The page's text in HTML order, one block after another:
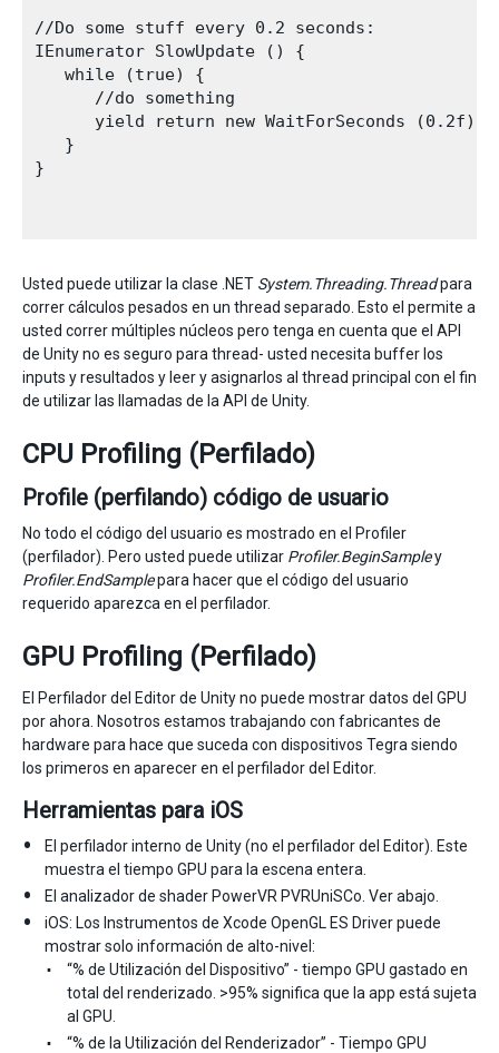
//Do some stuff every 0.2 seconds:
IEnumerator SlowUpdate () {
   while (true) {
      //do something
      yield return new WaitForSeconds (0.2f);
   }
}
Usted puede utilizar la clase .NET System.Threading.Threadpara
correr cálculos pesados en un thread separado. Esto el permite a
usted correr múltiples núcleos pero tenga en cuenta que el API
de Unity no es seguro para thread- usted necesita buffer los
inputs y resultados y leer y asignarlos al thread principal con el fin
de utilizar las llamadas de la API de Unity.
CPU Profiling (Perfilado)
Profile (perfilando) código de usuario
No todo el código del usuario es mostrado en el Profiler
(perfilador). Pero usted puede utilizar Profiler.BeginSampley
Profiler.EndSamplepara hacer que el código del usuario
requerido aparezca en el perfilador.
GPU Profiling (Perfilado)
El Perfilador del Editor de Unity no puede mostrar datos del GPU
por ahora. Nosotros estamos trabajando con fabricantes de
hardware para hace que suceda con dispositivos Tegra siendo
los primeros en aparecer en el perfilador del Editor.
Herramientas para iOS
El perfilador interno de Unity (no el perfilador del Editor). Este
muestra el tiempo GPU para la escena entera.
El analizador de shader PowerVR PVRUniSCo. Ver abajo.
iOS: Los Instrumentos de Xcode OpenGL ES Driver puede
mostrar solo información de alto-nivel:
“% de Utilización del Dispositivo” - tiempo GPU gastado en
total del renderizado. >95% significa que la app está sujeta
al GPU.
“% de la Utilización del Renderizador” - Tiempo GPU